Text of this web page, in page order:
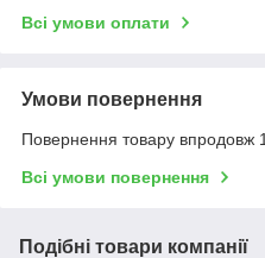
Всі умови оплати
Умови повернення
Повернення товару впродовж
Всі умови повернення
Подібні товари компанії